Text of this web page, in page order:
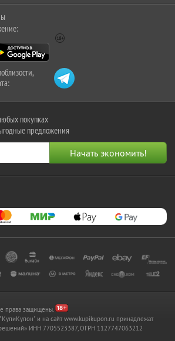
покупках
предложения
права защищены.
и на сайт www.kupikupon.ru принадлежат
ИНН 7705523387, ОГРН 1127747063212